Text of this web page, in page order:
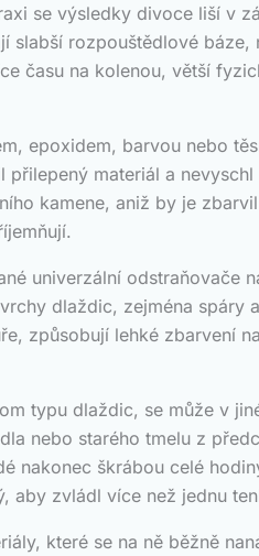
se výsledky divoce liší v
slabší rozpouštědlové báze,
času na kolenou, větší
epoxidem, barvou nebo
materiál a
kamene, aniž by je
univerzální odstraňovače
dlaždic, zejména spáry
způsobují lehké zbarvení
typu dlaždic, se může v
nebo starého tmelu z
nakonec škrábou celé
aby zvládl více než jednu
které se na ně běžně